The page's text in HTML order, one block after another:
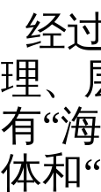
经
理、
有“
体和